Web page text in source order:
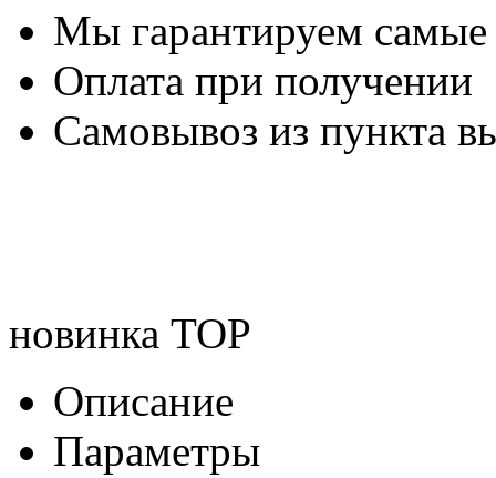
Мы гарантируем
Оплата при получении
Самовывоз из пункта
новинка TOP
Описание
Параметры